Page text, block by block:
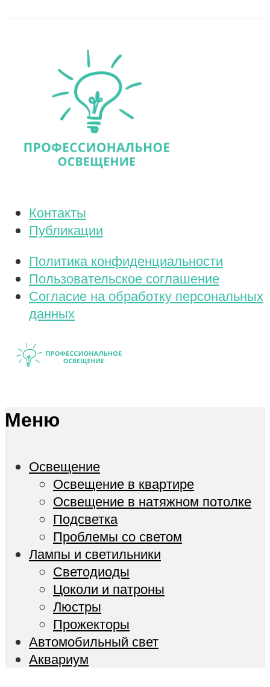
Контакты
Публикации
Политика конфиденциальности
Пользовательское соглашение
Согласие на обработку персональных
данных
Меню
Освещение
Освещение в квартире
Освещение в натяжном потолке
Подсветка
Проблемы со светом
Лампы и светильники
Светодиоды
Цоколи и патроны
Люстры
Прожекторы
Автомобильный свет
Аквариум